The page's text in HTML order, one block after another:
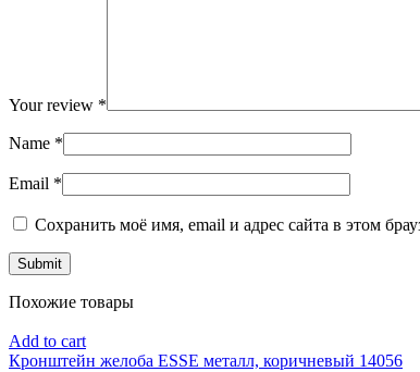
Your review *
Name *
Email *
Сохранить моё имя, email и адрес сайта в этом
Похожие товары
Add to cart
Кронштейн желоба ESSE металл, коричневый 14056